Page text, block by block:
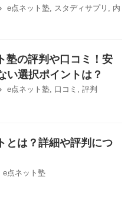
e点ネット塾, スタディサプリ , 内
塾の評判や口コミ！安
い選択ポイントは？
e点ネット塾, 口コミ , 評判
とは？詳細や評判につ
e点ネット塾